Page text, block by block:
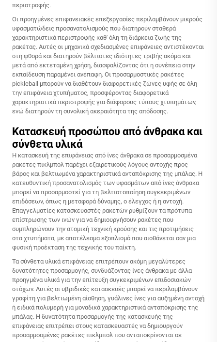
περιστροφής.
Οι προηγμένες επιφανειακές επεξεργασίες περιλαμβάνουν μικρούς
υφασματώδεις προσανατολισμούς που διατηρούν σταθερά
χαρακτηριστικά περιστροφής καθ' όλη τη διάρκεια ζωής της
ρακέτας. Αυτές οι μηχανικά σχεδιασμένες επιφάνειες αντιστέκονται
στη φθορά και διατηρούν βέλτιστες ιδιότητες τριβής ακόμα και
μετά από εκτεταμένη χρήση, διασφαλίζοντας ότι η συνέπεια στην
εκπαίδευση παραμένει ανέπαφη. Οι προσαρμοστικές ρακέτες
pickleball μπορούν να διαθέτουν διαφορετικές ζώνες υφής σε όλη
την επιφάνεια χτυπήματος, προσφέροντας διαφορετικά
χαρακτηριστικά περιστροφής για διάφορους τύπους χτυπημάτων,
ενώ διατηρούν τη συνολική ακεραιότητα της απόδοσης.
Κατασκευή προσώπου από άνθρακα και
σύνθετα υλικά
Η κατασκευή της επιφάνειας από ίνες άνθρακα σε προσαρμοσμένα
ρακέτες πικλμπολ παρέχει εξαιρετικούς λόγους αντοχής προς
βάρος και βελτιωμένα χαρακτηριστικά ανταπόκρισης της μπάλας. Η
κατευθυντική προσανατολισμός των υφασμάτων από ίνες άνθρακα
μπορεί να προσαρμοστεί για τη βελτιστοποίηση συγκεκριμένων
επιδόσεων, όπως η μεταφορά δύναμης, ο έλεγχος ή η αντοχή.
Επαγγελματίες κατασκευαστές ρακετών ρυθμίζουν τα πρότυπα
επίστρωσης των ινών για να δημιουργήσουν ρακέτες που
συμπληρώνουν την ατομική τεχνική κρούσης και τις προτιμήσεις
στα χτυπήματα, με αποτέλεσμα εξοπλισμό που αισθάνεται σαν μια
φυσική προέκταση της τεχνικής του παίκτη.
Τα σύνθετα υλικά επιφάνειας επιτρέπουν ακόμη μεγαλύτερες
δυνατότητες προσαρμογής, συνδυάζοντας ίνες άνθρακα με άλλα
προηγμένα υλικά για την επίτευξη συγκεκριμένων επιδοσιακών
στόχων. Αυτές οι υβριδικές κατασκευές μπορεί να περιλαμβάνουν
γραφίτη για βελτιωμένη αίσθηση, γυάλινες ίνες για αυξημένη αντοχή
ή ειδικά πολυμερή για μοναδικά χαρακτηριστικά ανταπόκρισης της
μπάλας. Η δυνατότητα προσαρμογής της κατασκευής της
επιφάνειας επιτρέπει στους κατασκευαστές να δημιουργούν
προσαρμοσμένες ρακέτες πικλμπολ που ανταποκρίνονται σε